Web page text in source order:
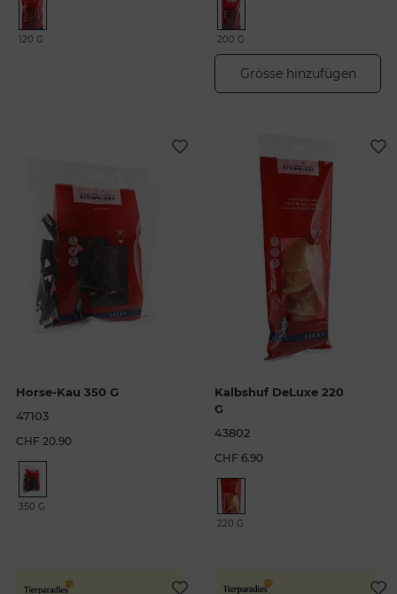
120 G 200 G
Grösse hinzufügen
Horse-Kau 350 G
47103
CHF 20.90
350 G
Kalbshuf DeLuxe 220
G
43802
CHF 6.90
220 G